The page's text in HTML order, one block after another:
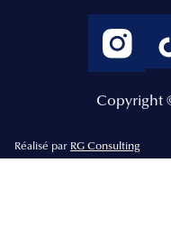
Copyright
Réalisé par RG Consulting